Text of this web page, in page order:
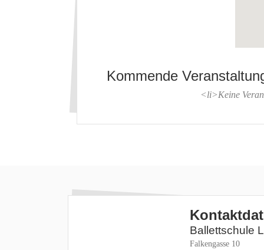
Kommende
<li>Keine
Ballettschule
Falkengasse 10